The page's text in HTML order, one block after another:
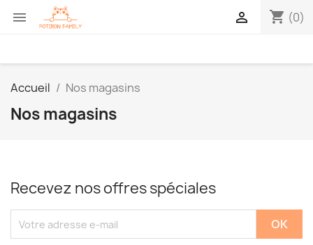
 shopping_cart (0)

Accueil Nos magasins
Nos magasins
Recevez nos offres spéciales